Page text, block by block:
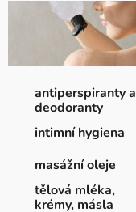
antiperspiranty a
deodoranty
intimní hygiena
masážní oleje
tělová mléka,
krémy, másla